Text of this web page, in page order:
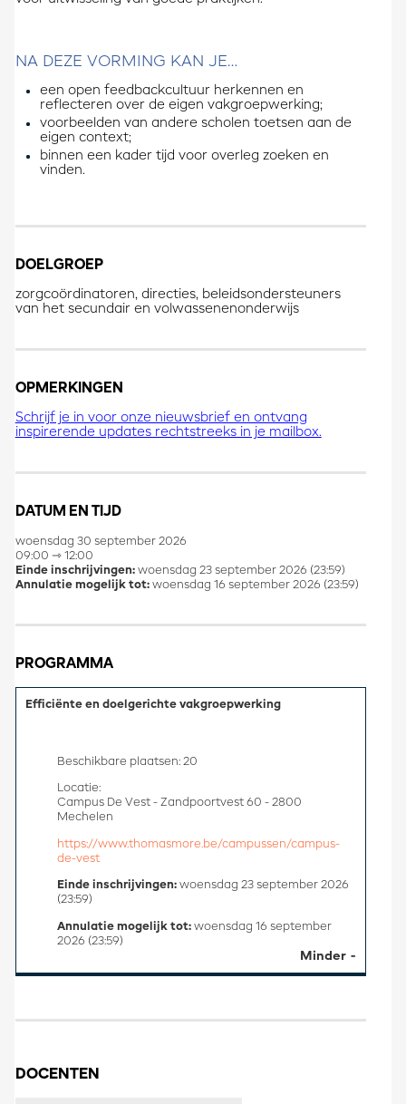
NA DEZE VORMING KAN JE…
een open feedbackcultuur herkennen en
reflecteren over de eigen vakgroepwerking;
voorbeelden van andere scholen toetsen aan de
eigen context;
binnen een kader tijd voor overleg zoeken en
vinden.
DOELGROEP
zorgcoördinatoren, directies, beleidsondersteuners
van het secundair en volwassenenonderwijs
OPMERKINGEN
Schrijf je in voor onze nieuwsbrief en ontvang
inspirerende updates rechtstreeks in je mailbox.
DATUM EN TIJD
woensdag 30 september 2026
09:00 ⇾ 12:00
Einde inschrijvingen: woensdag 23 september 2026 (23:59)
Annulatie mogelijk tot: woensdag 16 september 2026 (23:59)
PROGRAMMA
Efficiënte en doelgerichte vakgroepwerking
Minder
Beschikbare plaatsen: 20
Locatie:
Campus De Vest - Zandpoortvest 60 - 2800
Mechelen
https://www.thomasmore.be/campussen/campus-
de-vest
Einde inschrijvingen: woensdag 23 september 2026
(23:59)
Annulatie mogelijk tot: woensdag 16 september
2026 (23:59)
DOCENTEN